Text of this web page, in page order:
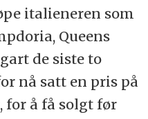
italieneren som
Queens
de siste to
nå satt en pris på
for å få solgt før